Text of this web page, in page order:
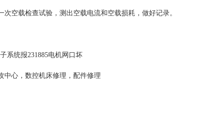
空载检查试验，测出空载电流和空载损耗，做好记录。
中心，数控机床修理，配件修理